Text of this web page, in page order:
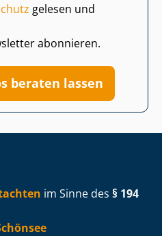
gelesen und
abonnieren.
beraten lassen
im Sinne des § 194